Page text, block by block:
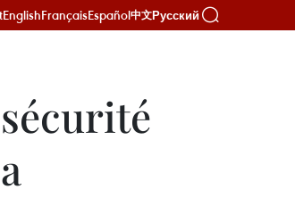
EnglishFrançaisEspañol中文Русский